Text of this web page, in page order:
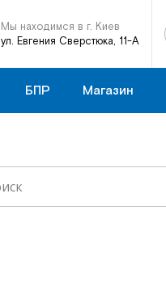
Мы находимся в г. Киев
ул. Евгения Сверстюка, 11-А
БПР Магазин